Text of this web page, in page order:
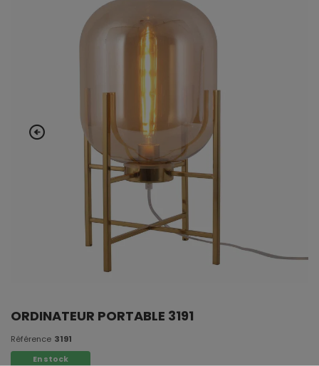
ORDINATEUR PORTABLE 3191
Référence 3191
En stock